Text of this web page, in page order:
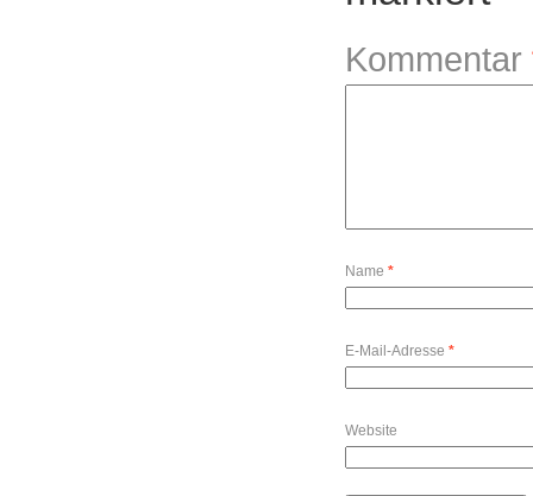
Kommentar
Name *
E-Mail-Adresse *
Website